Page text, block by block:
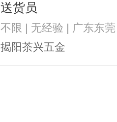
送货员
不限 | 无经验 | 广东东莞
揭阳茶兴五金